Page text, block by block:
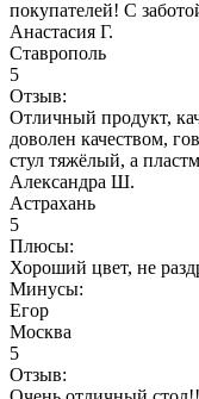
покупателей! С
Анастасия Г.
Ставрополь
5
Отзыв:
Отличный продукт,
доволен качеством,
стул тяжёлый, а
Александра Ш.
Астрахань
5
Плюсы:
Хороший цвет, не
Минусы:
Егор
Москва
5
Отзыв: